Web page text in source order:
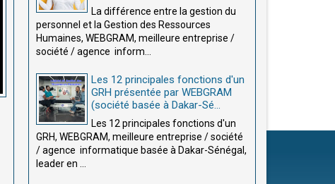
La différence entre la gestion du
personnel et la Gestion des Ressources
Humaines, WEBGRAM, meilleure entreprise /
société / agence inform...
Les 12 principales fonctions d'un
GRH présentée par WEBGRAM
(société basée à Dakar-Sé...
Les 12 principales fonctions d'un
GRH, WEBGRAM, meilleure entreprise / société
/ agence informatique basée à Dakar-Sénégal,
leader en ...